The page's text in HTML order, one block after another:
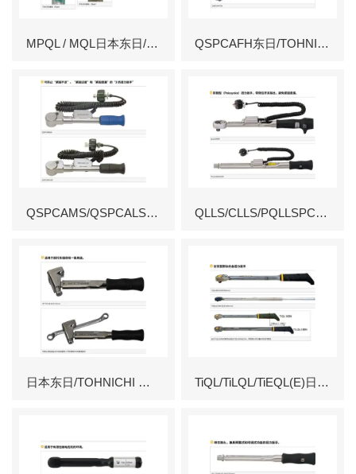
MPQL / MQL日本东日/TOHNICHI 防错型标记扭力扳手 QSPCAFH东日/TOHNICHI 防错型 3防扭力扳手
QSPCAMS/QSPCALS东日/TOHNICHI 防错型 3 防扭力扳手 QLLS/CLLS/PQLLSPCLLS东日/TOHNICHI防错型（Pokayoke）扭力扳手
日本东日/TOHNICHI 脱跳式扭力扳手MT70N TiQL/TiLQL/TiEQL(E)日本东日/TOHNICHI 脱跳式扭力扳手